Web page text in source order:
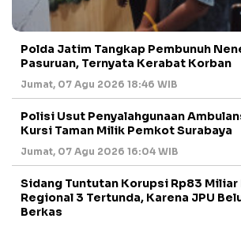
Polda Jatim Tangkap Pembunuh
Pasuruan, Ternyata Kerabat Korban
Jumat, 07 Agu 2026 18:46 WIB
Polisi Usut Penyalahgunaan
Kursi Taman Milik Pemkot Surabaya
Jumat, 07 Agu 2026 16:04 WIB
Sidang Tuntutan Korupsi Rp83
Regional 3 Tertunda, Karena JPU
Berkas